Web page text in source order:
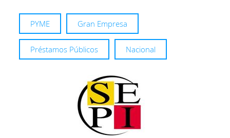
PYME Gran Empresa
Préstamos Públicos Nacional